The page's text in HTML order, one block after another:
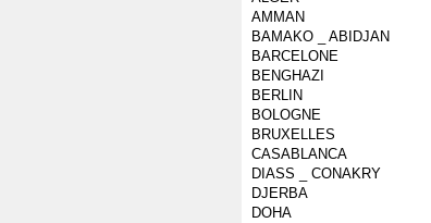
AMMAN
BAMAKO _ ABIDJAN
BARCELONE
BENGHAZI
BERLIN
BOLOGNE
BRUXELLES
CASABLANCA
DIASS _ CONAKRY
DJERBA
DOHA